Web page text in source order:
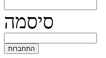
סיסמה